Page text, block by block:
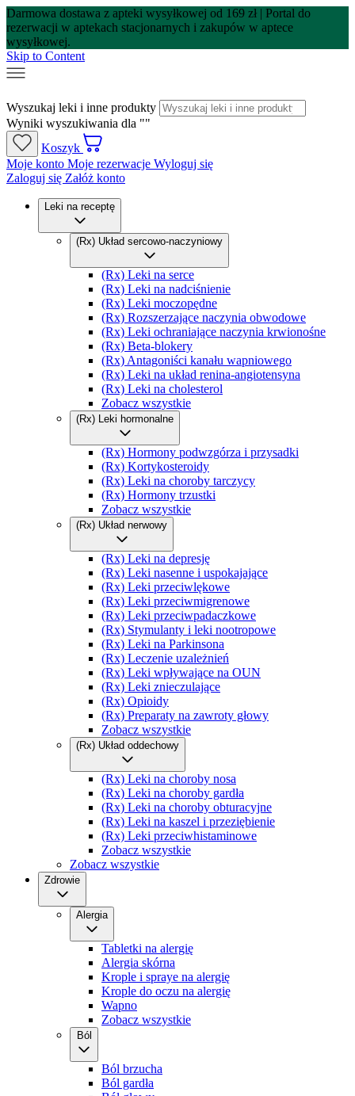
Darmowa dostawa z apteki wysyłkowej od 169 zł | Portal do
rezerwacji w aptekach stacjonarnych i zakupów w aptece
wysyłkowej.
Skip to Content
Wyszukaj leki i inne produkty
Wyniki wyszukiwania dla ""
Koszyk
Moje konto Moje rezerwacje Wyloguj się
Zaloguj się Załóż konto
Leki na receptę
(Rx) Układ sercowo-naczyniowy
(Rx) Leki na serce
(Rx) Leki na nadciśnienie
(Rx) Leki moczopędne
(Rx) Rozszerzające naczynia obwodowe
(Rx) Leki ochraniające naczynia krwionośne
(Rx) Beta-blokery
(Rx) Antagoniści kanału wapniowego
(Rx) Leki na układ renina-angiotensyna
(Rx) Leki na cholesterol
Zobacz wszystkie
(Rx) Leki hormonalne
(Rx) Hormony podwzgórza i przysadki
(Rx) Kortykosteroidy
(Rx) Leki na choroby tarczycy
(Rx) Hormony trzustki
Zobacz wszystkie
(Rx) Układ nerwowy
(Rx) Leki na depresję
(Rx) Leki nasenne i uspokajające
(Rx) Leki przeciwlękowe
(Rx) Leki przeciwmigrenowe
(Rx) Leki przeciwpadaczkowe
(Rx) Stymulanty i leki nootropowe
(Rx) Leki na Parkinsona
(Rx) Leczenie uzależnień
(Rx) Leki wpływające na OUN
(Rx) Leki znieczulające
(Rx) Opioidy
(Rx) Preparaty na zawroty głowy
Zobacz wszystkie
(Rx) Układ oddechowy
(Rx) Leki na choroby nosa
(Rx) Leki na choroby gardła
(Rx) Leki na choroby obturacyjne
(Rx) Leki na kaszel i przeziębienie
(Rx) Leki przeciwhistaminowe
Zobacz wszystkie
Zobacz wszystkie
Zdrowie
Alergia
Tabletki na alergię
Alergia skórna
Krople i spraye na alergię
Krople do oczu na alergię
Wapno
Zobacz wszystkie
Ból
Ból brzucha
Ból gardła